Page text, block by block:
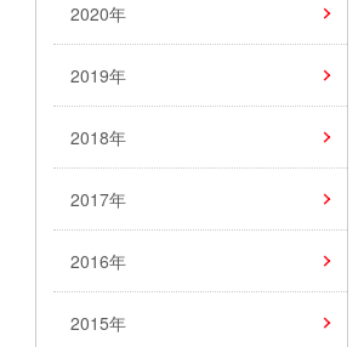
2020年
2019年
2018年
2017年
2016年
2015年